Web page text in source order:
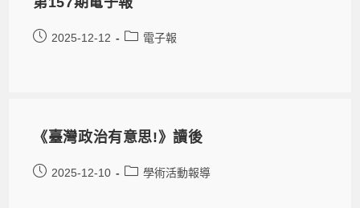
2025-12-12 電子報
《臺灣政治有意思!》讀後
2025-12-10 學術活動報導